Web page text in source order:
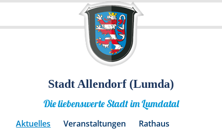
Stadt Allendorf (Lumda)
Die liebenswerte Stadt im Lumdatal
Aktuelles Veranstaltungen
Rathaus